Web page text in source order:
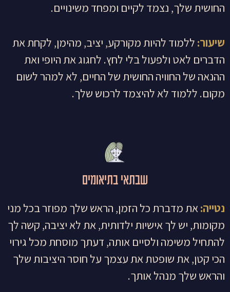
החושית שלך, נצמד לקיים ומפחד משינויים.
שיעור: ללמוד להיות מקורקע, יציב, מהימן, לקחת את
הדברים לאט ולפעול בלי לחץ. לחגוג את היופי ואת
ההנאה של החוויה החושית של החיים, לא למהר לשום
מקום. ללמוד לא להיצמד לרכוש שלך.
שבתאי בתיאומים
נטייה:את מדברת כל הזמן, הראש שלך מפוזר בכל מני
מקומות, יש לך אישיות ילדותית, את לא יציבה, קשה לך
להתחיל משימה ולסיים אותה, דעתך מוסחת מכל גירוי
הכי קטן, את שופטת את עצמך על חוסר היציבות שלך
והראש שלך מנהל אותך.